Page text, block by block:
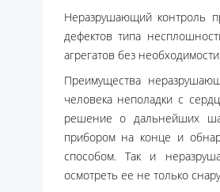
Неразрушающий контроль
дефектов типа
агрегатов без
Преимущества
человека неполадки с
решение о дальнейших
прибором на конце и
способом. Так и
осмотреть ее не только